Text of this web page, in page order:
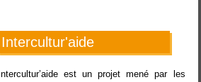
Intercultur'aide
Intercultur’aide est un projet mené par les